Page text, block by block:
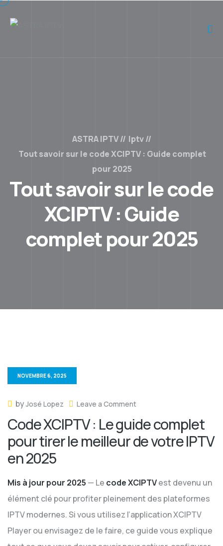
ASTRA IPTV
Iptv
Tout savoir sur le code XCIPTV : Guide complet
pour 2025
Tout savoir sur le code
XCIPTV : Guide
complet pour 2025
NOVEMBRE 6, 2025
byJosé Lopez Leave a Comment
Code XCIPTV : Le guide complet
pour tirer le meilleur de votre IPTV
en 2025
Mis à jour pour 2025 — Le code XCIPTVest devenu un
élément clé pour profiter pleinement des plateformes
IPTV modernes. Si vous utilisez l’application XCIPTV
Player ou envisagez de le faire, ce guide vous explique